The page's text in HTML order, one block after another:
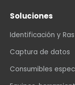
Soluciones
Identificación y
Captura de datos
Consumibles